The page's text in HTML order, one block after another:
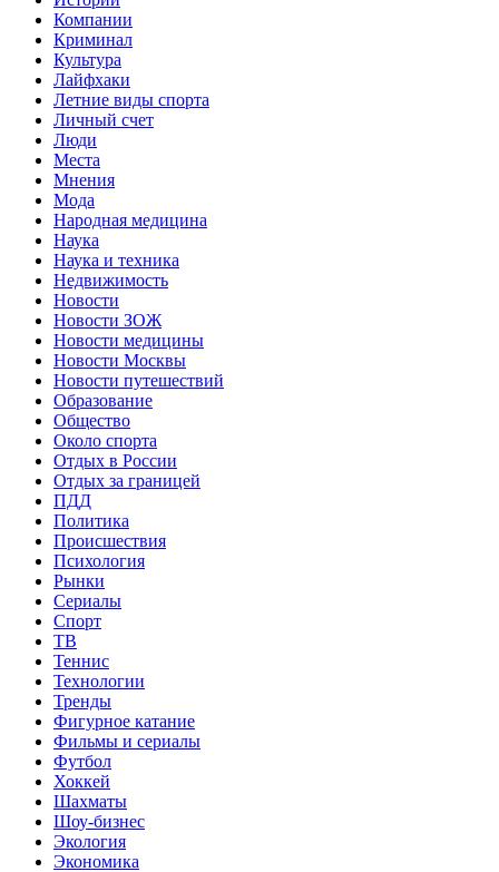
Компании
Криминал
Культура
Лайфхаки
Летние виды спорта
Личный счет
Люди
Места
Мнения
Мода
Народная медицина
Наука
Наука и техника
Недвижимость
Новости
Новости ЗОЖ
Новости медицины
Новости Москвы
Новости путешествий
Образование
Общество
Около спорта
Отдых в России
Отдых за границей
ПДД
Политика
Происшествия
Психология
Рынки
Сериалы
Спорт
ТВ
Теннис
Технологии
Тренды
Фигурное катание
Фильмы и сериалы
Футбол
Хоккей
Шахматы
Шоу-бизнес
Экология
Экономика